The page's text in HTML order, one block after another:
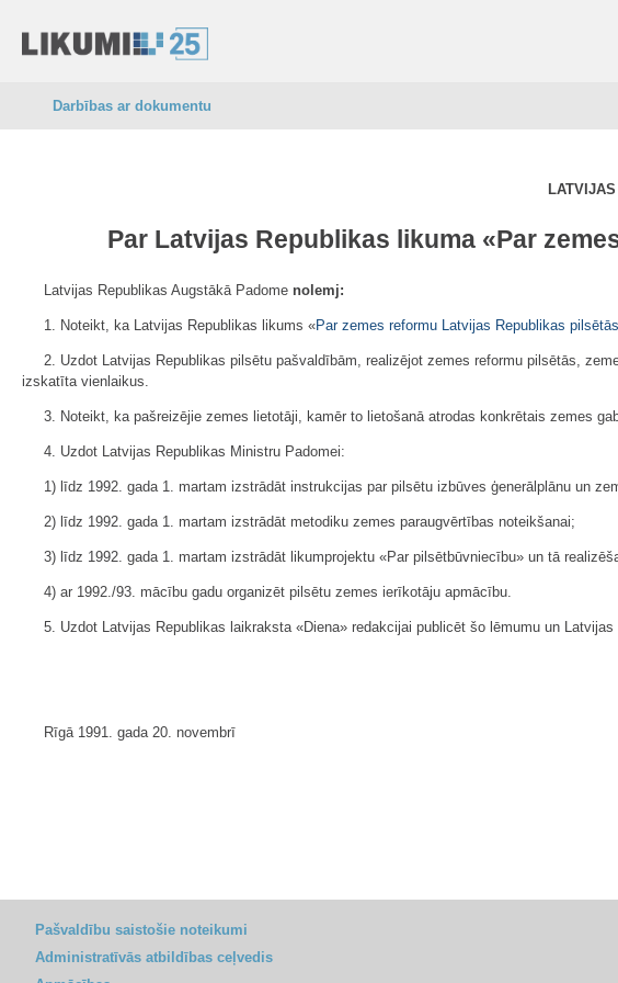
Darbības ar dokumentu
Par Latvijas Republikas likuma «Par
Latvijas Republikas Augstākā Padome nolemj:
1. Noteikt, ka Latvijas Republikas likums «Par zemes reformu Latvijas Republikas pilsētās
2. Uzdot Latvijas Republikas pilsētu pašvaldībām, realizējot zemes reformu pilsētās,
izskatīta vienlaikus.
3. Noteikt, ka pašreizējie zemes lietotāji, kamēr to lietošanā atrodas konkrētais zemes
4. Uzdot Latvijas Republikas Ministru Padomei:
1) līdz 1992. gada 1. martam izstrādāt instrukcijas par pilsētu izbūves ģenerālplānu un
2) līdz 1992. gada 1. martam izstrādāt metodiku zemes paraugvērtības noteikšanai;
3) līdz 1992. gada 1. martam izstrādāt likumprojektu «Par pilsētbūvniecību» un tā
4) ar 1992./93. mācību gadu organizēt pilsētu zemes ierīkotāju apmācību.
5. Uzdot Latvijas Republikas laikraksta «Diena» redakcijai publicēt šo lēmumu un
Rīgā 1991. gada 20. novembrī
Pašvaldību saistošie noteikumi
Administratīvās atbildības ceļvedis